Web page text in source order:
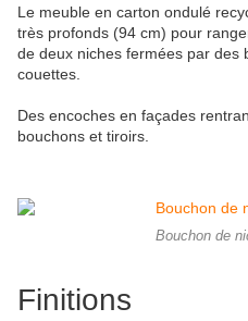
Le meuble en carton ondulé
très profonds (94 cm) pour
de deux niches fermées par des
couettes.
Des encoches en façades
bouchons et tiroirs.
Bouchon de
Finitions